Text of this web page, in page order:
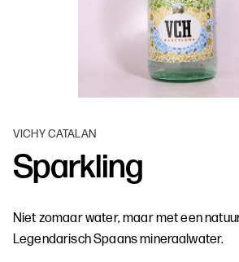
VICHY CATALAN
Sparkling
Niet zomaar water, maar met een
Legendarisch Spaans mineraalwater.